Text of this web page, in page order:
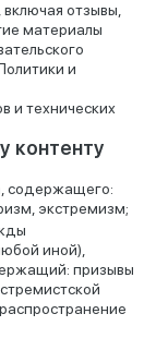
отзывы,
материалы
и
и технических
контенту
содержащего:
экстремизм;
иной),
призывы